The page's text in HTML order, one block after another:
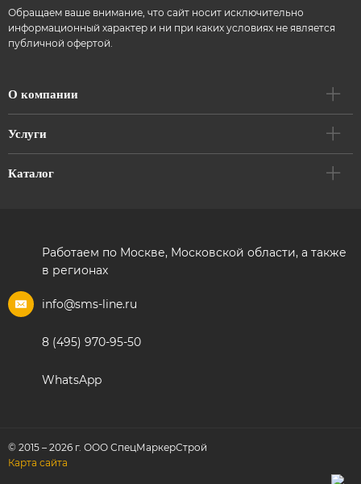
Обращаем ваше внимание, что сайт носит исключительно
информационный характер и ни при каких условиях не является
публичной офертой.
О компании
Услуги
Каталог
Работаем по Москве, Московской области, а также
в регионах
info@sms-line.ru
8 (495) 970-95-50
WhatsApp
© 2015 – 2026 г. ООО СпецМаркерСтрой
Карта сайта